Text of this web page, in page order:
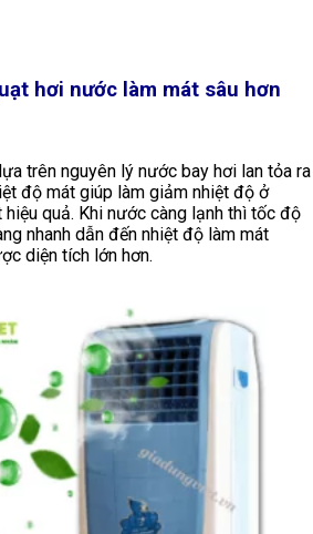
hơi nước làm mát sâu hơn
trên nguyên lý nước bay hơi lan tỏa ra
độ mát giúp làm giảm nhiệt độ ở
quả. Khi nước càng lạnh thì tốc độ
nhanh dẫn đến nhiệt độ làm mát
diện tích lớn hơn.